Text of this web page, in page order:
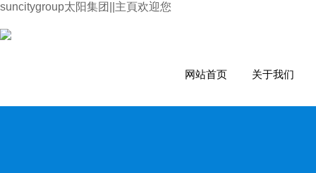
suncitygroup太阳集团||主頁欢迎您
网站首页 关于我们